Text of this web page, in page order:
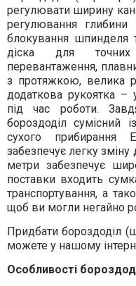
регулювати ширину
регулювання
блокування шпинделя
діска для
перевантаження,
з протяжкою, велика
додаткова рукоятка –
під час роботи.
бороздоділ сумісний
сухого прибирання
забезпечує легку
метри забезпечує
поставки входить
транспортування, а
щоб ви могли негайно
Придбати бороздоділ
можете у нашому
Особливості